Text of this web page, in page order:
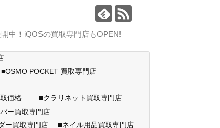
中！iQOSの買取専門店もOPEN!
■OSMO POCKET 買取専門店
取価格
■クラリネット買取専門店
ー買取専門店
ー買取専門店
■ネイル用品買取専門店